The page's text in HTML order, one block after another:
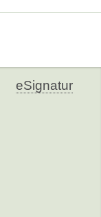
eSignatur